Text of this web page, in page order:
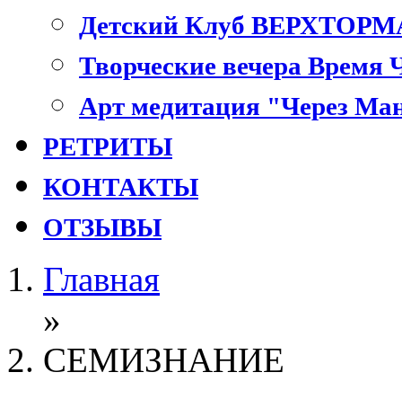
Детский Клуб
Творческие вечера
Арт медитация "Через
РЕТРИТЫ
КОНТАКТЫ
ОТЗЫВЫ
Главная
»
СЕМИЗНАНИЕ